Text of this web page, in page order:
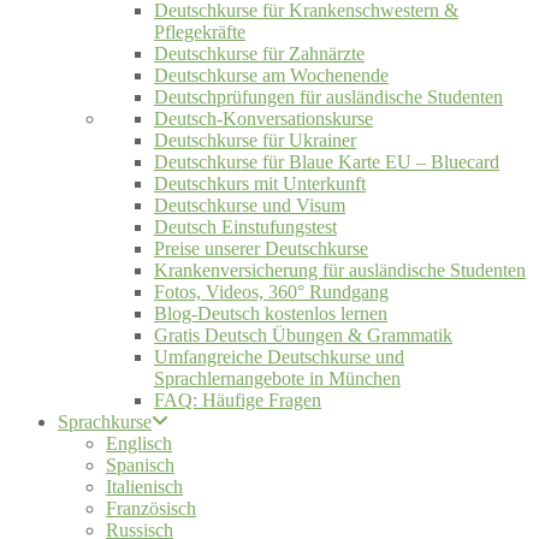
Deutschkurse für Krankenschwestern &
Pflegekräfte
Deutschkurse für Zahnärzte
Deutschkurse am Wochenende
Deutschprüfungen für ausländische Studenten
Deutsch-Konversationskurse
Deutschkurse für Ukrainer
Deutschkurse für Blaue Karte EU – Bluecard
Deutschkurs mit Unterkunft
Deutschkurse und Visum
Deutsch Einstufungstest
Preise unserer Deutschkurse
Krankenversicherung für ausländische Studenten
Fotos, Videos, 360° Rundgang
Blog-Deutsch kostenlos lernen
Gratis Deutsch Übungen & Grammatik
Umfangreiche Deutschkurse und
Sprachlernangebote in München
FAQ: Häufige Fragen
Sprachkurse
Englisch
Spanisch
Italienisch
Französisch
Russisch